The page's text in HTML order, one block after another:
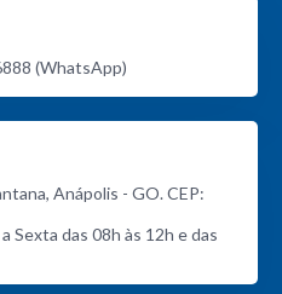
(WhatsApp)
Anápolis - GO. CEP:
Sexta das 08h às 12h e das